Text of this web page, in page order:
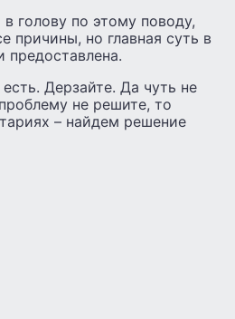
голову по этому поводу,
причины, но главная суть в
предоставлена.
Дерзайте. Да чуть не
не решите, то
– найдем решение